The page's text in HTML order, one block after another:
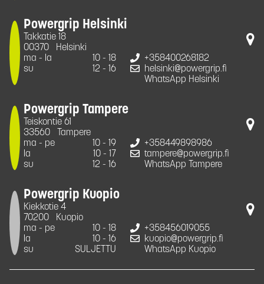
Powergrip Helsinki
Takkatie 18
00370
Helsinki
ma - la
10 - 18
su
12 - 16
+358400268182
helsinki@powergrip.fi
WhatsApp Helsinki
Powergrip Tampere
Teiskontie 61
33560
Tampere
ma - pe
10 - 19
la
10 - 17
su
12 - 16
+358449898986
tampere@powergrip.fi
WhatsApp Tampere
Powergrip Kuopio
Kiekkotie 4
70200
Kuopio
ma - pe
10 - 18
la
10 - 16
su
SULJETTU
+358456019055
kuopio@powergrip.fi
WhatsApp Kuopio